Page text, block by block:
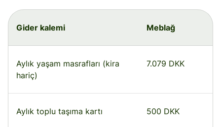
Gider kalemi Meblağ
Aylık yaşam masrafları (kira
hariç)
7.079 DKK
Aylık toplu taşıma kartı 500 DKK